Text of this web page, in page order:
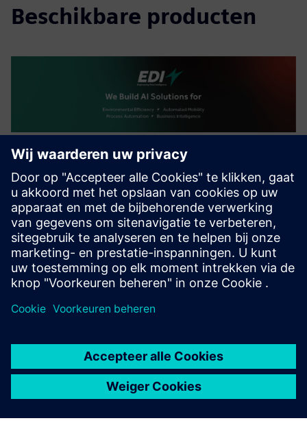
Beschikbare producten
Human-Centered Generative
Enterprise Intelligence
EDI stands out as a leader in AI-driven applications and
enabling this by integrating AI solutions with customized
services.
Meer informatie